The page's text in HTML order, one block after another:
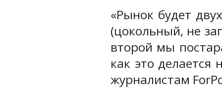
«Рынок будет
(цокольный, не
второй мы
как это
журналистам